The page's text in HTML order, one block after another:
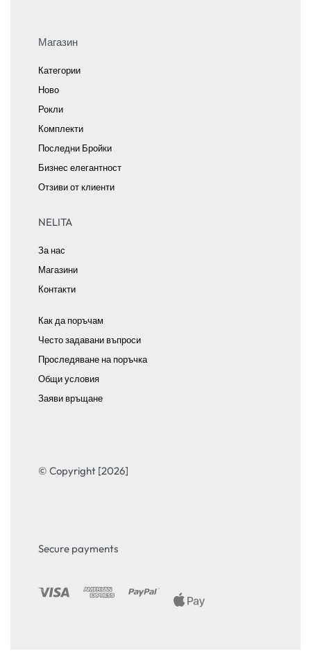
Магазин
Категории
Ново
Рокли
Комплекти
Последни Бройки
Бизнес елегантност
Отзиви от клиенти
NELITA
За нас
Магазини
Контакти
Как да поръчам
Често задавани въпроси
Проследяване на поръчка
Общи условия
Заяви връщане
© Copyright [2026]
Secure payments